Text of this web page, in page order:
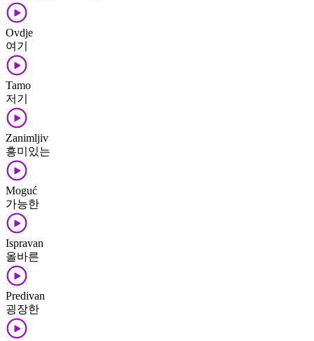
Ovdje
여기
Tamo
저기
Zanimljiv
흥미있는
Moguć
가능한
Ispravan
올바른
Predivan
굉장한